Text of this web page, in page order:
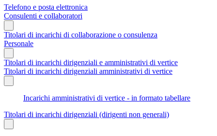
Telefono e posta elettronica
Consulenti e collaboratori
Titolari di incarichi di collaborazione o consulenza
Personale
Titolari di incarichi dirigenziali e amministrativi di vertice
Titolari di incarichi dirigenziali amministrativi di vertice
Incarichi amministrativi di vertice - in formato tabellare
Titolari di incarichi dirigenziali (dirigenti non generali)